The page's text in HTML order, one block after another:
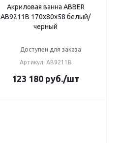
Акриловая ванна ABBER
AB9211B 170х80х58 белый/
черный
Доступен для заказа
Артикул: AB9211B
123 180руб./шт